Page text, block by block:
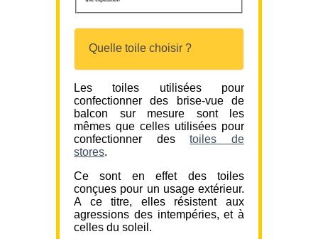
Quelle toile choisir ?
Les toiles utilisées pour
confectionner des brise-vue de
balcon sur mesure sont les
mêmes que celles utilisées pour
confectionner destoiles de
stores.
Ce sont en effet des toiles
conçues pour un usage extérieur.
A ce titre, elles résistent aux
agressions des intempéries, et à
celles du soleil.